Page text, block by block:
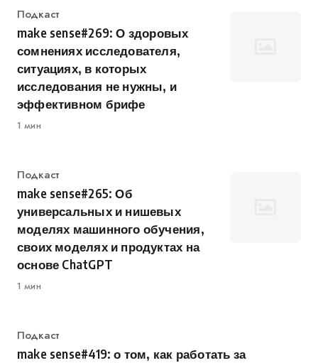
Категория
Подкаст
make sense#269: О здоровых
сомнениях исследователя,
ситуациях, в которых
исследования не нужны, и
эффективном брифе
1 мин
Категория
Подкаст
make sense#265: Об
универсальных и нишевых
моделях машинного обучения,
своих моделях и продуктах на
основе ChatGPT
1 мин
Категория
Подкаст
make sense#419: о том, как работать за